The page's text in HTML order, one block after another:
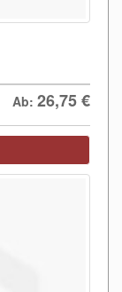
Ab: 26,75€